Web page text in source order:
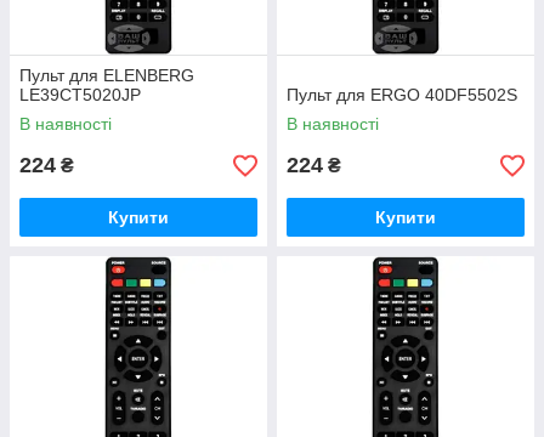
Пульт для ELENBERG
LE39CT5020JP
В наявності
224 ₴
Купити
Пульт для ERGO 40DF5502S
В наявності
224 ₴
Купити